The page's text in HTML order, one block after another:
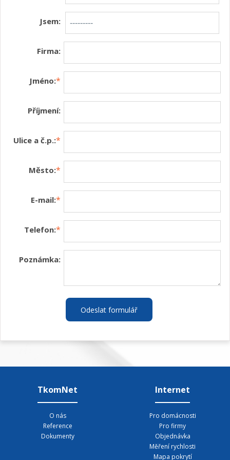
Jsem:
Firma:
Jméno:*
Příjmení:
Ulice a č.p.:*
Město:*
E-mail:*
Telefon:*
Poznámka:
Odeslat formulář
TkomNet
O nás
Reference
Dokumenty
Internet
Pro domácnosti
Pro firmy
Objednávka
Měření rychlosti
Mapa pokrytí